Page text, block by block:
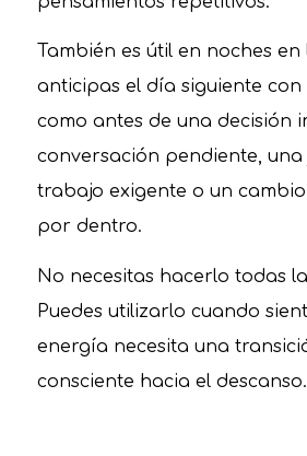
También es útil en noches en
anticipas el día siguiente
como antes de una decisión
conversación pendiente,
trabajo exigente o un
por dentro.
No necesitas hacerlo todas
Puedes utilizarlo cuando
energía necesita una
consciente hacia el descanso.